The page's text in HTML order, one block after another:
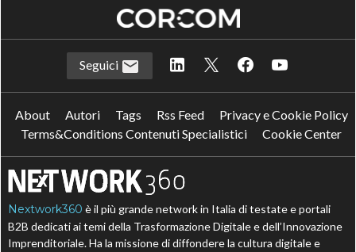
Seguici
About Autori Tags Rss Feed
Privacy e Cookie Policy
Terms&Conditions Contenuti Specialistici
Cookie Center
Nextwork360 è il più grande network in Italia di testate e portali
B2B dedicati ai temi della Trasformazione Digitale e dell’Innovazione
Imprenditoriale. Ha la missione di diffondere la cultura digitale e